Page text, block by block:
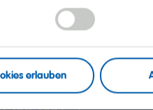
erlauben
bis zu 10 MB pro Datei